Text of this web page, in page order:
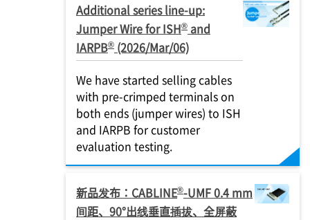
Additional series line-up:
Jumper Wire for ISH® and
IARPB® (2026/Mar/06)
We have started selling cables
with pre-crimped terminals on
both ends (jumper wires) to ISH
and IARPB for customer
evaluation testing.
新品发布：CABLINE®-UMF 0.4 mm
间距、90°出线垂直插拔、全屏蔽